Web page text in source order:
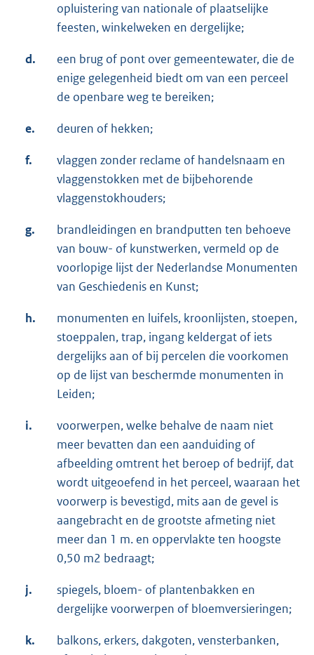
opluistering van nationale of plaatselijke
feesten, winkelweken en dergelijke;
d.
een brug of pont over gemeentewater, die de
enige gelegenheid biedt om van een perceel
de openbare weg te bereiken;
e. deuren of hekken;
f.
vlaggen zonder reclame of handelsnaam en
vlaggenstokken met de bijbehorende
vlaggenstokhouders;
g.
brandleidingen en brandputten ten behoeve
van bouw- of kunstwerken, vermeld op de
voorlopige lijst der Nederlandse Monumenten
van Geschiedenis en Kunst;
h.
monumenten en luifels, kroonlijsten, stoepen,
stoeppalen, trap, ingang keldergat of iets
dergelijks aan of bij percelen die voorkomen
op de lijst van beschermde monumenten in
Leiden;
i.
voorwerpen, welke behalve de naam niet
meer bevatten dan een aanduiding of
afbeelding omtrent het beroep of bedrijf, dat
wordt uitgeoefend in het perceel, waaraan het
voorwerp is bevestigd, mits aan de gevel is
aangebracht en de grootste afmeting niet
meer dan 1 m. en oppervlakte ten hoogste
0,50 m2 bedraagt;
j.
spiegels, bloem- of plantenbakken en
dergelijke voorwerpen of bloemversieringen;
k.
balkons, erkers, dakgoten, vensterbanken,